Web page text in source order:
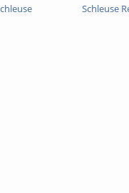
Schleuse